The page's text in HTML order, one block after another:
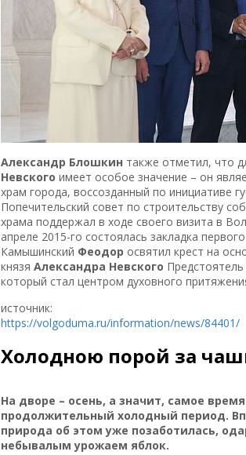
Александр Блошкин также отметил, что
Невского имеет особое значение – он
храм города, воссозданный по инициативе
Попечительский совет по строительству
храма поддержал в ходе своего визита в
апреле 2015-го состоялась закладка
Камышинский Феодор освятил крест на
князя Александра Невского
который стал центром духовного
источник:
https://volgoduma.ru/information/news/84401/
Холодною порой за
На дворе – осень, а значит, самое
продолжительный холодный период.
природа об этом уже позаботилась,
небывалым урожаем яблок.